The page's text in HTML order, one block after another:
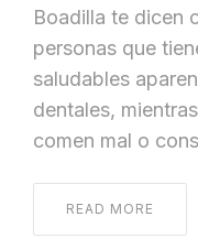
Boadilla te dicen
personas que
saludables
dentales,
comen mal o
READ MORE